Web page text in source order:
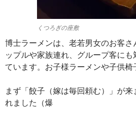
くつろぎの座敷
博士ラーメンは、老若男女のお客さ
ップルや家族連れ、グループ客に
ています。お子様ラーメンや子供椅
まず「餃子（嫁は毎回頼む）」が
れました（爆